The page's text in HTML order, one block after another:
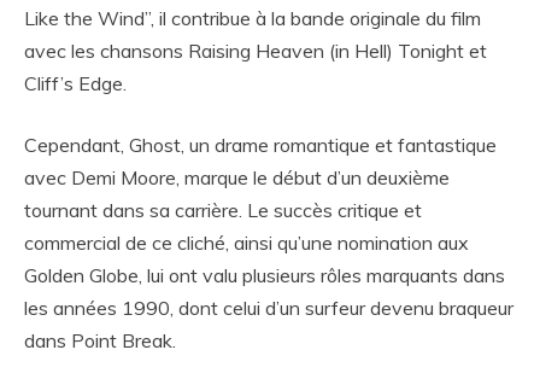
Like the Wind”, il contribue à la bande originale du film
avec les chansons Raising Heaven (in Hell) Tonight et
Cliff’s Edge.
Cependant, Ghost, un drame romantique et fantastique
avec Demi Moore, marque le début d’un deuxième
tournant dans sa carrière. Le succès critique et
commercial de ce cliché, ainsi qu’une nomination aux
Golden Globe, lui ont valu plusieurs rôles marquants dans
les années 1990, dont celui d’un surfeur devenu braqueur
dans Point Break.